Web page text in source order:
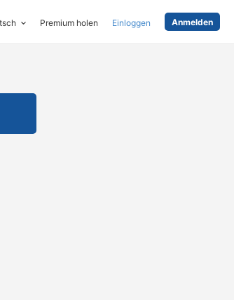
Premium holen Einloggen Anmelden